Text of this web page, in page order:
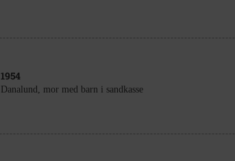
1954
Danalund, mor med barn i sandkasse